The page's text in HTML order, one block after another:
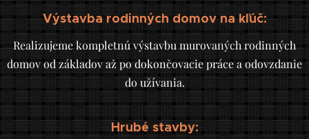
Výstavba rodinných domov na kľúč:
Realizujeme kompletnú výstavbu murovaných rodinných
domov od základov až po dokončovacie práce a odovzdanie
do užívania.
Hrubé stavby: